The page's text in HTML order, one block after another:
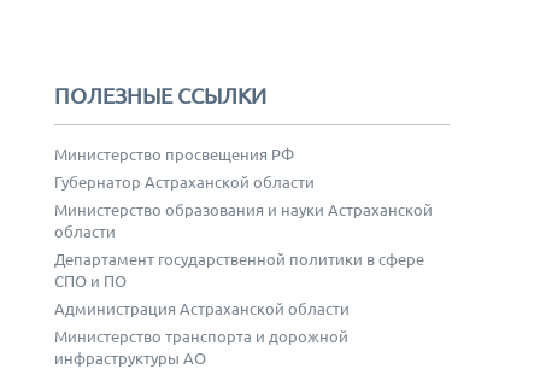
ПОЛЕЗНЫЕ ССЫЛКИ
Министерство просвещения РФ
Губернатор Астраханской области
Министерство образования и науки Астраханской
области
Департамент государственной политики в сфере
СПО и ПО
Администрация Астраханской области
Министерство транспорта и дорожной
инфраструктуры АО